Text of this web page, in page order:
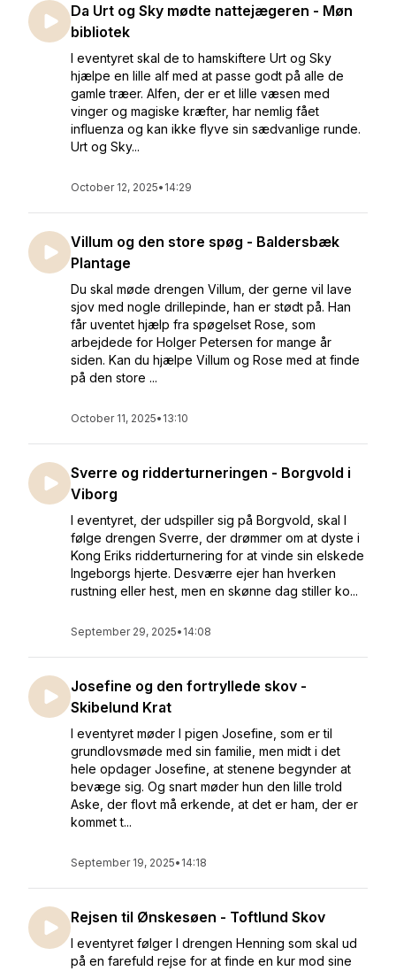
Da Urt og Sky mødte nattejægeren - Møn
bibliotek
I eventyret skal de to hamskiftere Urt og Sky
hjælpe en lille alf med at passe godt på alle de
gamle træer. Alfen, der er et lille væsen med
vinger og magiske kræfter, har nemlig fået
influenza og kan ikke flyve sin sædvanlige runde.
Urt og Sky...
October 12, 2025• 14:29
Villum og den store spøg - Baldersbæk
Plantage
Du skal møde drengen Villum, der gerne vil lave
sjov med nogle drillepinde, han er stødt på. Han
får uventet hjælp fra spøgelset Rose, som
arbejdede for Holger Petersen for mange år
siden. Kan du hjælpe Villum og Rose med at finde
på den store ...
October 11, 2025• 13:10
Sverre og ridderturneringen - Borgvold i
Viborg
I eventyret, der udspiller sig på Borgvold, skal I
følge drengen Sverre, der drømmer om at dyste i
Kong Eriks ridderturnering for at vinde sin elskede
Ingeborgs hjerte. Desværre ejer han hverken
rustning eller hest, men en skønne dag stiller ko...
September 29, 2025• 14:08
Josefine og den fortryllede skov -
Skibelund Krat
I eventyret møder I pigen Josefine, som er til
grundlovsmøde med sin familie, men midt i det
hele opdager Josefine, at stenene begynder at
bevæge sig. Og snart møder hun den lille trold
Aske, der flovt må erkende, at det er ham, der er
kommet t...
September 19, 2025• 14:18
Rejsen til Ønskesøen - Toftlund Skov
I eventyret følger I drengen Henning som skal ud
på en farefuld rejse for at finde en kur mod sine